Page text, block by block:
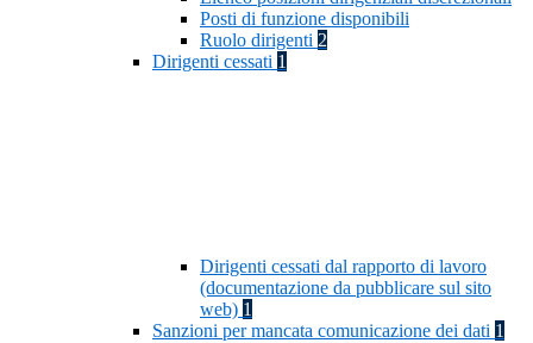
Posti di funzione disponibili
Ruolo dirigenti 2
Dirigenti cessati 1
Dirigenti cessati dal rapporto di lavoro
(documentazione da pubblicare sul sito
web) 1
Sanzioni per mancata comunicazione dei dati 1